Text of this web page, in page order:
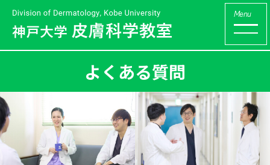
Menu
神戸大学
よくある質問